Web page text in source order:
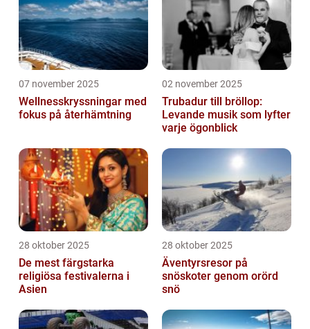
07 november 2025
Wellnesskryssningar med
fokus på återhämtning
02 november 2025
Trubadur till bröllop:
Levande musik som lyfter
varje ögonblick
28 oktober 2025
De mest färgstarka
religiösa festivalerna i
Asien
28 oktober 2025
Äventyrsresor på
snöskoter genom orörd
snö